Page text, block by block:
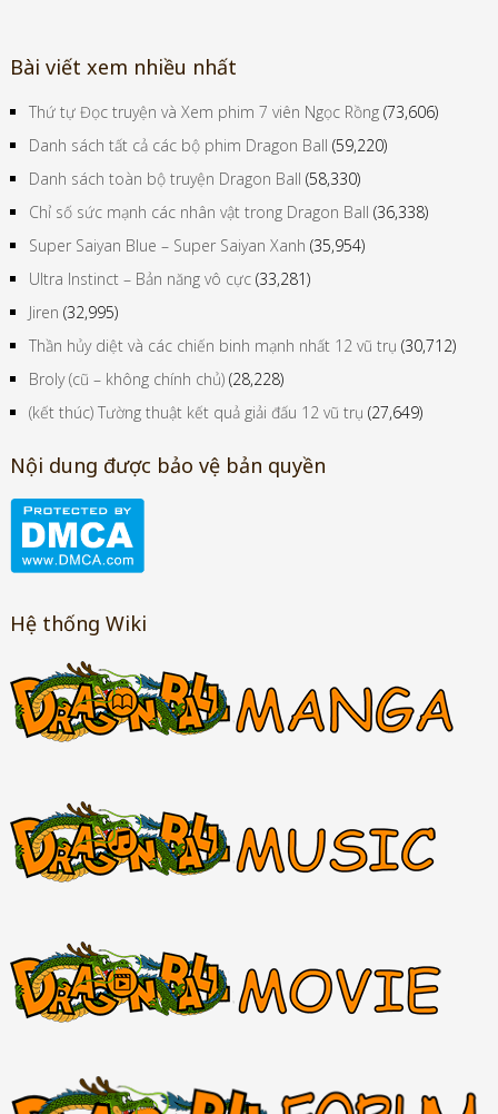
Bài viết xem nhiều nhất
Thứ tự Đọc truyện và Xem phim 7 viên Ngọc Rồng (73,606)
Danh sách tất cả các bộ phim Dragon Ball (59,220)
Danh sách toàn bộ truyện Dragon Ball (58,330)
Chỉ số sức mạnh các nhân vật trong Dragon Ball (36,338)
Super Saiyan Blue – Super Saiyan Xanh (35,954)
Ultra Instinct – Bản năng vô cực (33,281)
Jiren (32,995)
Thần hủy diệt và các chiến binh mạnh nhất 12 vũ trụ (30,712)
Broly (cũ – không chính chủ) (28,228)
(kết thúc) Tường thuật kết quả giải đấu 12 vũ trụ (27,649)
Nội dung được bảo vệ bản quyền
Hệ thống Wiki